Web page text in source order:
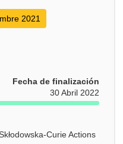
2021
Fecha de finalización
30 Abril 2022
Curie Actions